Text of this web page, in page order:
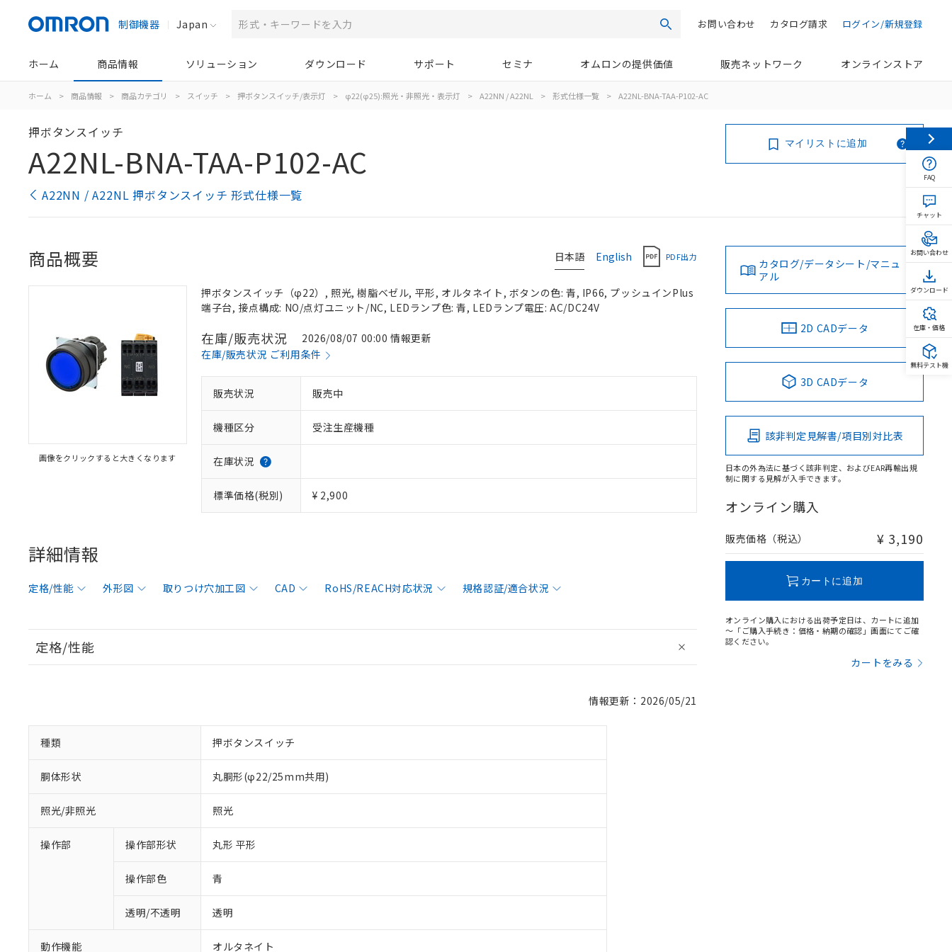
制御機器 Japan 検索 ログイン/新規登録
カタログ請求
お問い合わせ
ホーム 商品情報 ソリューション ダウンロード サポート セミナ オムロンの提供価値 販売ネットワーク オンラインストア
ホーム > 商品情報 > 商品カテゴリ > スイッチ > 押ボタンスイッチ/表示灯 > φ22(φ25):照光・非照光・表示灯 > A22NN / A22NL > 形式仕様一覧 > A22NL-BNA-TAA-P102-AC
押ボタンスイッチ
A22NL-BNA-TAA-P102-AC
A22NN / A22NL 押ボタンスイッチ 形式仕様一覧
マイリストに追加
日本語 English PDF出力
商品概要
画像をクリックすると大きくなります
押ボタンスイッチ（φ22）, 照光, 樹脂ベゼル, 平形, オルタネイト, ボタンの色: 青, IP66, プッシュインPlus
端子台, 接点構成: NO/点灯ユニット/NC, LEDランプ色: 青, LEDランプ電圧: AC/DC24V
在庫/販売状況
2026/08/07 00:00 情報更新
在庫/販売状況 ご利用条件
販売状況 販売中
機種区分 受注生産機種
在庫状況
標準価格(税別) ¥ 2,900
詳細情報
定格/性能 外形図 取りつけ穴加工図 CAD RoHS/REACH対応状況 規格認証/適合状況
定格/性能
情報更新：2026/05/21
種類 押ボタンスイッチ
胴体形状 丸胴形(φ22/25mm共用)
照光/非照光 照光
操作部 操作部形状 丸形 平形
操作部色 青
透明/不透明 透明
動作機能 オルタネイト
カタログ/データシート/マニュ
アル
2D CADデータ
3D CADデータ
該非判定見解書/項目別対比表
日本の外為法に基づく該非判定、およびEAR再輸出規
制に関する見解が入手できます。
オンライン購入
販売価格（税込） ¥ 3,190
カートに追加
オンライン購入における出荷予定日は、カートに追加
～「ご購入手続き：価格・納期の確認」画面にてご確
認ください。
カートをみる
FAQ
チャット
お問い合わせ
ダウンロード
在庫・価格
無料テスト機